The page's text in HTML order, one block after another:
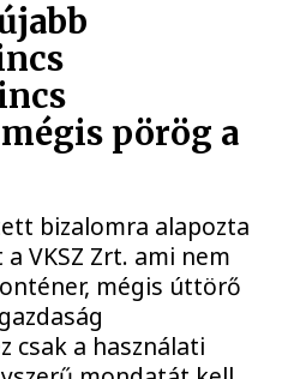
pörög a
bizalomra alapozta
VKSZ Zrt. ami nem
mégis úttörő
csak a használati